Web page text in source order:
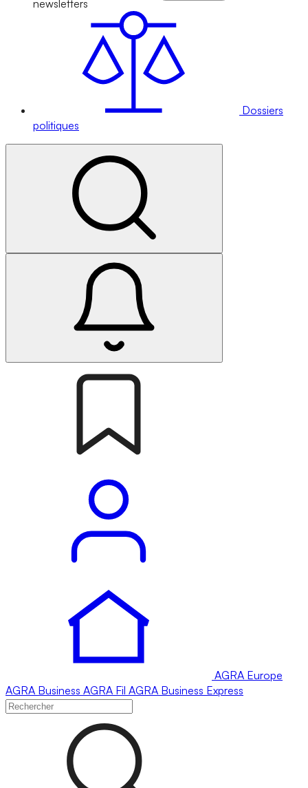
newsletters
Dossiers
politiques
AGRA Europe
AGRA Business AGRA Fil AGRA Business Express